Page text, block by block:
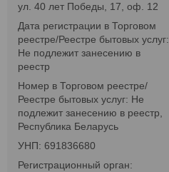
ул. 40 лет Победы, 17, оф. 12
Дата регистрации в Торговом
реестре/Реестре бытовых услуг:
Не подлежит занесению в
реестр
Номер в Торговом реестре/
Реестре бытовых услуг: Не
подлежит занесению в реестр,
Республика Беларусь
УНП: 691836680
Регистрационный орган: